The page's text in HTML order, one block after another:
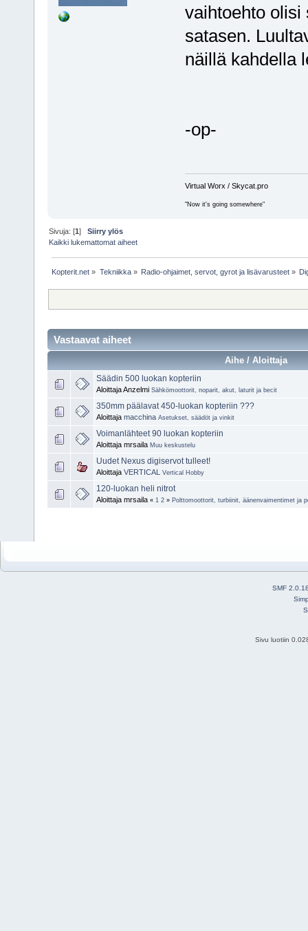
vaihtoehto olisi
satasen.
näillä kahdella
-op-
Virtual Worx / Skycat.pro
"Now it's going somewhere"
Sivuja: [1]Siirry ylös
Kaikki lukemattomat aiheet
Kopterit.net » Tekniikka» Radio-ohjaimet, servot, gyrot ja lisävarusteet»
Vastaavat aiheet
Aihe / Aloittaja
Säädin 500 luokan kopteriin
Aloittaja Anzelmi Sähkömoottorit, noparit, akut, laturit ja becit
350mm päälavat 450-luokan kopteriin ???
Aloittaja macchina Asetukset, säädöt ja vinkit
Voimanlähteet 90 luokan kopteriin
Aloittaja mrsaila Muu keskustelu
Uudet Nexus digiservot tulleet!
Aloittaja VERTICAL Vertical Hobby
120-luokan heli nitrot
Aloittaja mrsaila « 1 2 » Polttomoottorit, turbiinit, äänenvaimentimet ja
SMF
Sivu luotiin